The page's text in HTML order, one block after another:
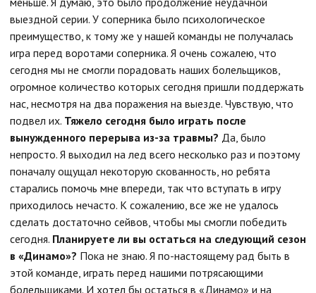
выездной серии. У соперника было психологическое
преимущество, к тому же у нашей команды не получалась
игра перед воротами соперника. Я очень сожалею, что
сегодня мы не смогли порадовать наших болельщиков,
огромное количество которых сегодня пришли поддержать
нас, несмотря на два поражения на выезде. Чувствую, что
подвел их. Тяжело сегодня было играть после
вынужденного перерыва из-за травмы? Да, было
непросто. Я выходил на лед всего несколько раз и поэтому
поначалу ощущал некоторую скованность, но ребята
старались помочь мне впереди, так что вступать в игру
приходилось нечасто. К сожалению, все же не удалось
сделать достаточно сейвов, чтобы мы смогли победить
сегодня. Планируете ли вы остаться на следующий сезон
в «Динамо»? Пока не знаю. Я по-настоящему рад быть в
этой команде, играть перед нашими потрясающими
болельщиками. И хотел бы остаться в «Динамо» и на